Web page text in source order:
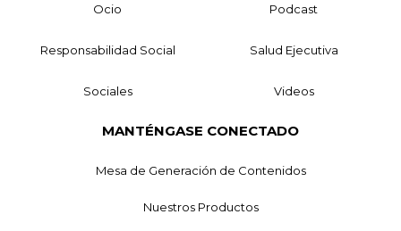
Ocio Podcast
Responsabilidad Social Salud Ejecutiva
Sociales Videos
MANTÉNGASE CONECTADO
Mesa de Generación de Contenidos
Nuestros Productos